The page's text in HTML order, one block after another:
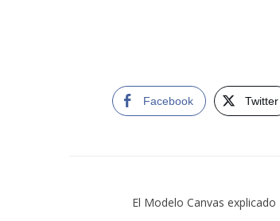
Facebook Twitter
El Modelo Canvas